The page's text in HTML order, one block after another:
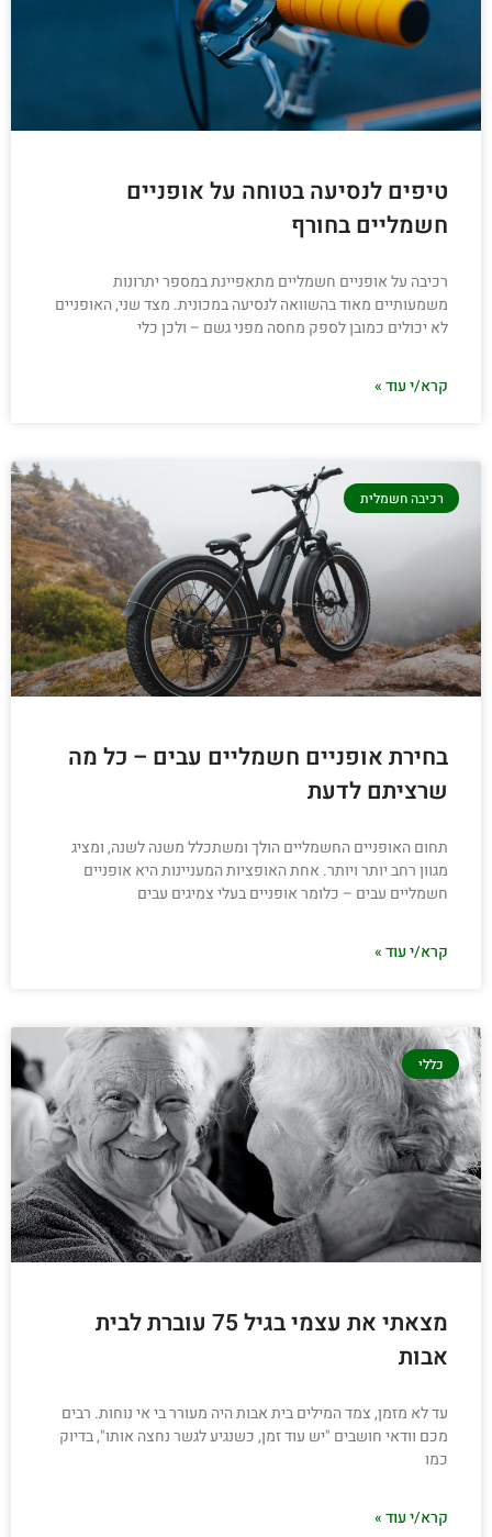
טיפים לנסיעה בטוחה על אופניים
חשמליים בחורף
רכיבה על אופניים חשמליים מתאפיינת במספר יתרונות
משמעותיים מאוד בהשוואה לנסיעה במכונית. מצד שני, האופניים
לא יכולים כמובן לספק מחסה מפני גשם – ולכן כלי
קרא/י עוד »
רכיבה חשמלית
בחירת אופניים חשמליים עבים – כל מה
שרציתם לדעת
תחום האופניים החשמליים הולך ומשתכלל משנה לשנה, ומציג
מגוון רחב יותר ויותר. אחת האופציות המעניינות היא אופניים
חשמליים עבים – כלומר אופניים בעלי צמיגים עבים
קרא/י עוד »
כללי
מצאתי את עצמי בגיל 75 עוברת לבית
אבות
עד לא מזמן, צמד המילים בית אבות היה מעורר בי אי נוחות. רבים
מכם וודאי חושבים "יש עוד זמן, כשנגיע לגשר נחצה אותו", בדיוק
כמו
קרא/י עוד »